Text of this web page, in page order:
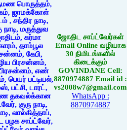
ஜோதிட சாப்ட்வேர்கள்
Email Online வழியாக
30 நிமிடங்களில்
கிடைக்கும்
GOVINDANE Cell:
8870974887 Email id :
vs2008w7@gmail.com
WhatsApp :
8870974887